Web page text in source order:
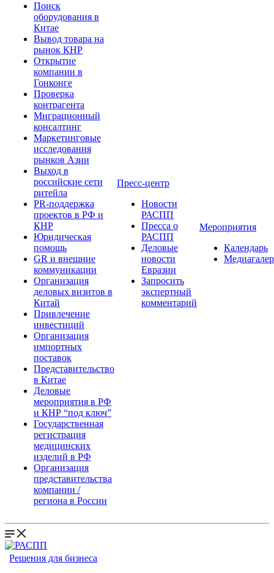
Поиск
оборудования в
Китае
Вывод товара на
рынок КНР
Открытие
компании в
Гонконге
Проверка
контрагента
Миграционный
консалтинг
Маркетинговые
исследования
рынков Азии
Выход в
российские сети
ритейла
PR-поддержка
проектов в РФ и
КНР
Юридическая
помощь
GR и внешние
коммуникации
Организация
деловых визитов в
Китай
Привлечение
инвестиций
Организация
импортных
поставок
Представительство
в Китае
Деловые
мероприятия в РФ
и КНР “под ключ”
Государственная
регистрация
медицинских
изделий в РФ
Организация
представительства
компании /
региона в России
Пресс-центр
Новости
РАСПП
Пресса о
РАСПП
Деловые
новости
Евразии
Запросить
экспертный
комментарий
Мероприятия
Календарь
Решения для бизнеса